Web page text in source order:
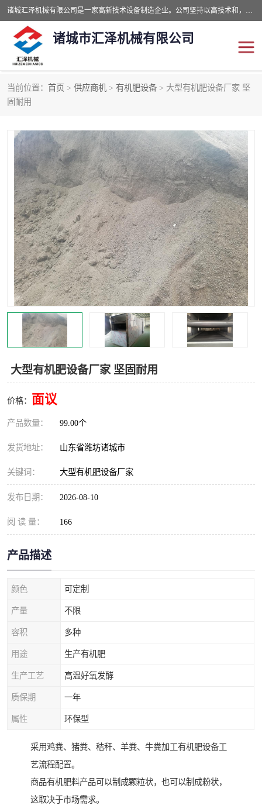
诸城汇泽机械有限公司是一家高新技术设备制造企业。公司坚持以高技术和，高服务于用户，以的环保机械制造设备赢的用户的信赖。现在主要生产死亡畜禽无害化处理和立式和卧式有机肥设备，搅拌机，烘干机，高温发酵机等。污水处理设备，固液分离机。气浮机，化制机等。公司秉承品质，用户至上，科技创新的经营理。
诸城市汇泽机械有限公司
当前位置： 首页 > 供应商机 > 有机肥设备 > 大型有机肥设备厂家 坚
固耐用
大型有机肥设备厂家 坚固耐用
价格： 面议
产品数量： 99.00个
发货地址： 山东省潍坊诸城市
关键词： 大型有机肥设备厂家
发布日期： 2026-08-10
阅 读 量： 166
产品描述
颜色 可定制
产量 不限
容积 多种
用途 生产有机肥
生产工艺 高温好氧发酵
质保期 一年
属性 环保型
采用鸡粪、猪粪、秸秆、羊粪、牛粪加工有机肥设备工
艺流程配置。
商品有机肥料产品可以制成颗粒状，也可以制成粉状，
这取决于市场需求。
发酵设备
鸡粪发酵机 有机肥设备
纳米膜好氧发酵堆肥机 粪污烘干酶体机
膜式堆肥机 纳米膜发酵
膜式发酵仓 分子膜堆肥仓
分子膜发酵堆肥设备